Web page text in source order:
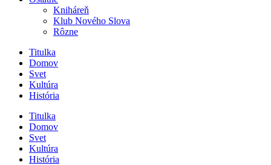
Kniháreň
Klub Nového Slova
Rôzne
Titulka
Domov
Svet
Kultúra
História
Titulka
Domov
Svet
Kultúra
História